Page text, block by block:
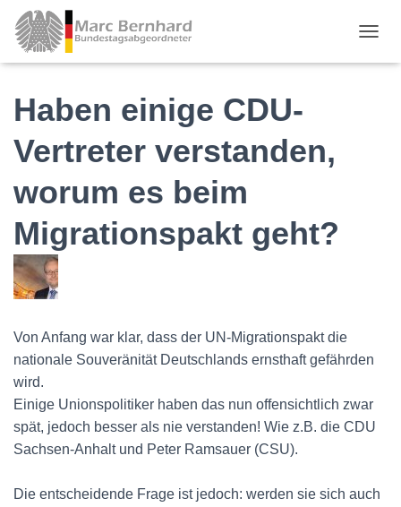
Haben einige CDU-
Vertreter verstanden,
worum es beim
Migrationspakt geht?
Von Anfang war klar, dass der UN-Migrationspakt die
nationale Souveränität Deutschlands ernsthaft gefährden
wird.
Einige Unionspolitiker haben das nun offensichtlich zwar
spät, jedoch besser als nie verstanden! Wie z.B. die CDU
Sachsen-Anhalt und Peter Ramsauer (CSU).
Die entscheidende Frage ist jedoch: werden sie sich auch